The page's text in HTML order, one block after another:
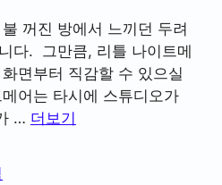
꺼진 방에서 느끼던 두려
다. 그만큼, 리틀 나이트메
면부터 직감할 수 있으실
어는 타시에 스튜디오가
… 더보기